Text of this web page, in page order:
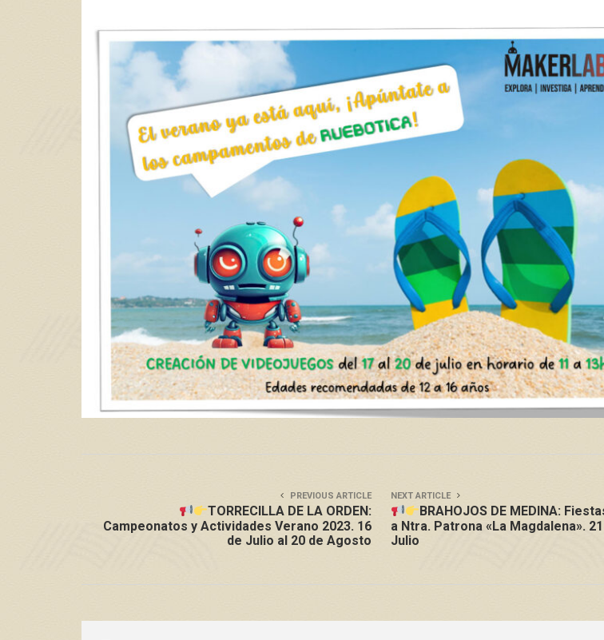
PREVIOUS ARTICLE
TORRECILLA DE LA ORDEN:
Campeonatos y Actividades Verano 2023. 16
de Julio al 20 de Agosto
NEXT ARTICLE
BRAHOJOS DE MEDINA:
a Ntra. Patrona «La Magdalena».
Julio